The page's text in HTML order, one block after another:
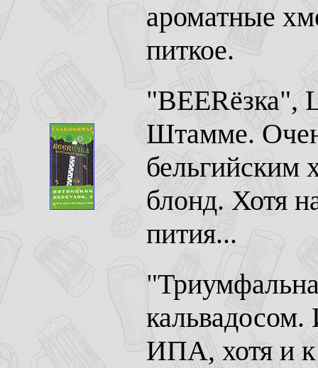
ароматные
питкое.
"BEERёзка",
Штамме.
бельгийским
блонд. Хотя
пития...
ИПА, хотя и к